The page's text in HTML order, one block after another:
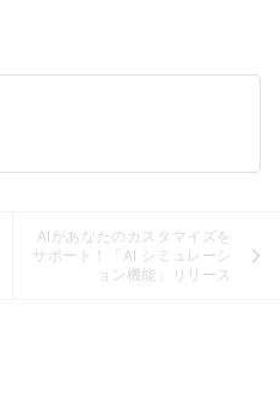
AIがあなたのカスタマイズを
サポート！「AI シミュレーシ
ョン機能」リリース